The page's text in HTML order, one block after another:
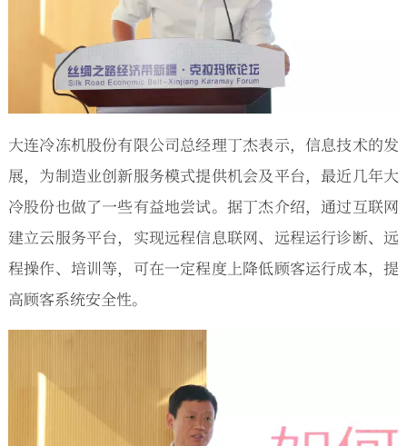
大连冷冻机股份有限公司总经理丁杰表示，信息技术的发
展，为制造业创新服务模式提供机会及平台，最近几年大
冷股份也做了一些有益地尝试。据丁杰介绍，通过互联网
建立云服务平台，实现远程信息联网、远程运行诊断、远
程操作、培训等，可在一定程度上降低顾客运行成本，提
高顾客系统安全性。